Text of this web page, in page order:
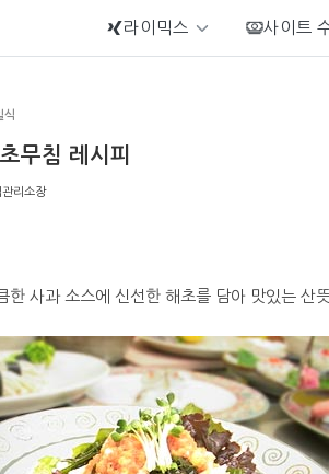
라이믹스 사이트
식
무침 레시피
관리소장
한 사과 소스에 신선한 해초를 담아 맛있는 산
치북5